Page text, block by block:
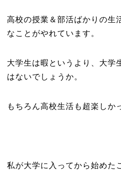
高校の授業＆部活ばかりの生
なことがやれています。
大学生は暇というより、大学
はないでしょうか。
もちろん高校生活も超楽しか
私が大学に入ってから始めた